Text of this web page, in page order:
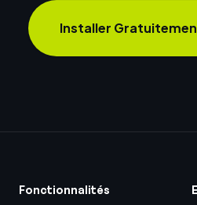
Installer
Fonctionnalités